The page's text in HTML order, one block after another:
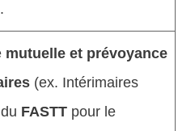
mutuelle et prévoyance
(ex. Intérimaires
FASTT pour le